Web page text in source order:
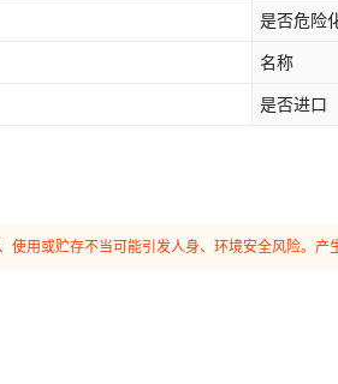
是否危险
名称
是否进口
用或贮存不当可能引发人身、环境安全风险。产